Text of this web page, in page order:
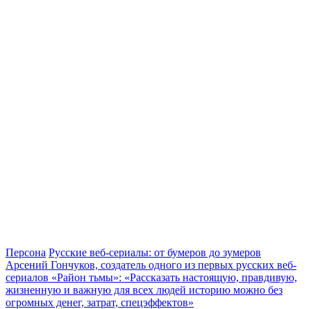
Персона Русские веб-сериалы: от бумеров до зумеров
Арсений Гончуков, создатель одного из первых русских веб-
сериалов «Район тьмы»: «Рассказать настоящую, правдивую,
жизненную и важную для всех людей историю можно без
огромных денег, затрат, спецэффектов»